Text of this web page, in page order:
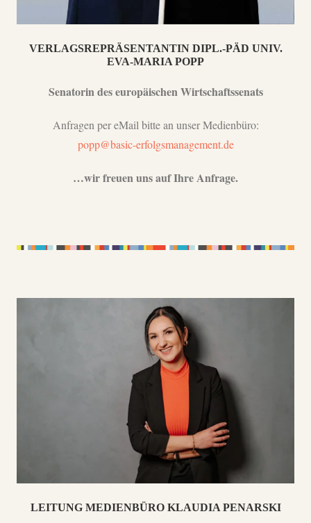
VERLAGSREPRÄSENTANTIN DIPL.-PÄD UNIV.
EVA-MARIA POPP
Senatorin des europäischen Wirtschaftssenats
Anfragen per eMail bitte an unser Medienbüro:
popp@basic-erfolgsmanagement.de
…wir freuen uns auf Ihre Anfrage.
LEITUNG MEDIENBÜRO KLAUDIA PENARSKI